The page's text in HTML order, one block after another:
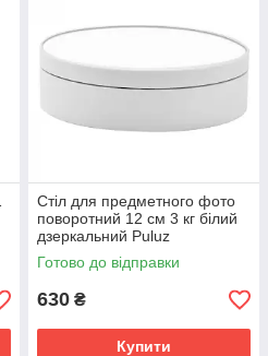
Стіл для предметного фото
поворотний 12 см 3 кг білий
дзеркальний Puluz
DCA1358W
Готово до відправки
630 ₴
Купити